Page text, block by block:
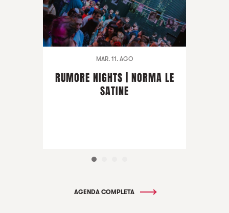
MAR. 11. AGO
RUMORE NIGHTS | NORMA LE
SATINE
AGENDA COMPLETA